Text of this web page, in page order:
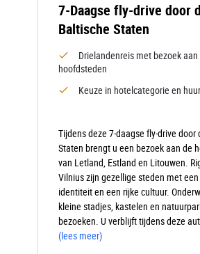
7-Daagse fly-drive door
Baltische Staten
Drielandenreis met bezoek aan
hoofdsteden
Keuze in hotelcategorie en
Tijdens deze 7-daagse fly-drive door
Staten brengt u een bezoek aan de
van Letland, Estland en Litouwen.
Vilnius zijn gezellige steden met
identiteit en een rijke cultuur.
kleine stadjes, kastelen en
bezoeken. U verblijft tijdens deze
(lees meer)